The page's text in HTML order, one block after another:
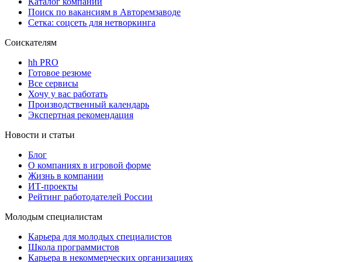
Поиск по вакансиям в Авторемзаводе
Сетка: соцсеть для нетворкинга
Соискателям
hh PRO
Готовое резюме
Все сервисы
Хочу у вас работать
Производственный календарь
Экспертная рекомендация
Новости и статьи
Блог
О компаниях в игровой форме
Жизнь в компании
ИТ-проекты
Рейтинг работодателей России
Молодым специалистам
Карьера для молодых специалистов
Школа программистов
Карьера в некоммерческих организациях